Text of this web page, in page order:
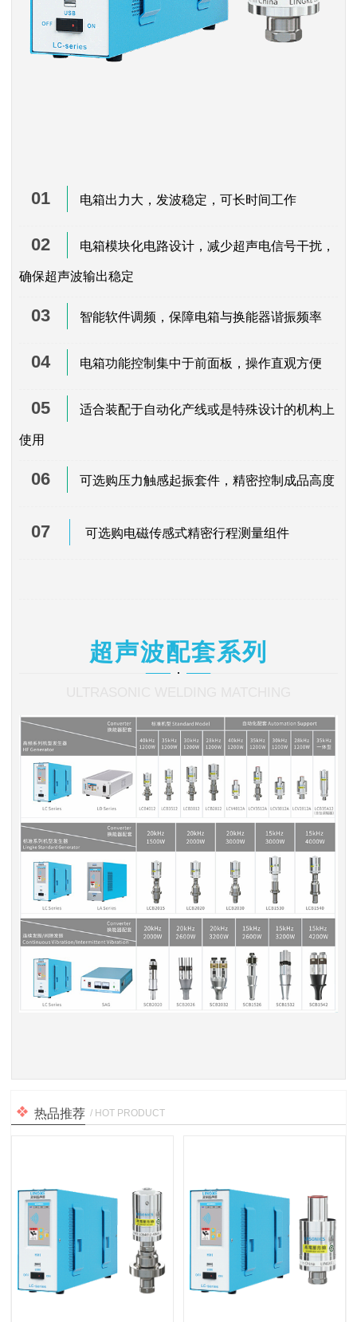
01 电箱出力大，发波稳定，可长时间工作
02 电箱模块化电路设计，减少超声电信号干扰，
确保超声波输出稳定
03 智能软件调频 ，保障电箱与换能器谐振频率
04 电箱功能控制集中于前面板，操作直观方便
05 适合装配于自动化产线或是特殊设计的机构上
使用
06 可选购压力触感起振套件，精密控制成品高度
07 可选购电磁传感式精密行程测量组件
超声波配套系列
热品推荐 / HOT PRODUCT